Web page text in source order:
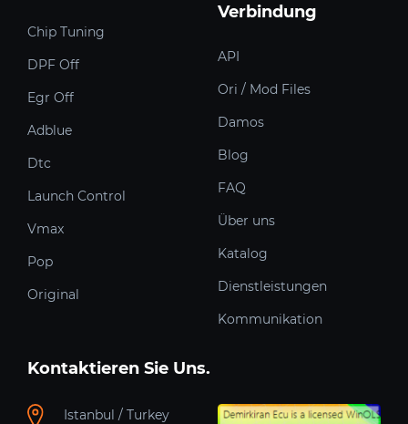
Chip Tuning
DPF Off
Egr Off
Adblue
Dtc
Launch Control
Vmax
Pop
Original
Verbindung
API
Ori / Mod Files
Damos
Blog
FAQ
Über uns
Katalog
Dienstleistungen
Kommunikation
Kontaktieren Sie Uns.
Istanbul / Turkey